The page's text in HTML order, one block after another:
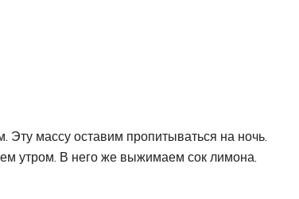
массу оставим пропитываться на ночь.
утром. В него же выжимаем сок лимона.